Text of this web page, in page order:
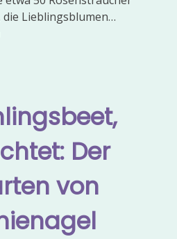
Lieblingsblumen…
Der
von